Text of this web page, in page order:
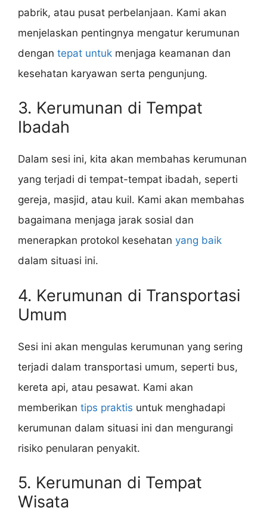
pabrik, atau pusat perbelanjaan. Kami akan
menjelaskan pentingnya mengatur kerumunan
dengan tepat untuk menjaga keamanan dan
kesehatan karyawan serta pengunjung.
3. Kerumunan di Tempat
Ibadah
Dalam sesi ini, kita akan membahas kerumunan
yang terjadi di tempat-tempat ibadah, seperti
gereja, masjid, atau kuil. Kami akan membahas
bagaimana menjaga jarak sosial dan
menerapkan protokol kesehatan yang baik
dalam situasi ini.
4. Kerumunan di Transportasi
Umum
Sesi ini akan mengulas kerumunan yang sering
terjadi dalam transportasi umum, seperti bus,
kereta api, atau pesawat. Kami akan
memberikan tips praktis untuk menghadapi
kerumunan dalam situasi ini dan mengurangi
risiko penularan penyakit.
5. Kerumunan di Tempat
Wisata